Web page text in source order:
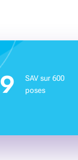
9
SAV sur 600
poses